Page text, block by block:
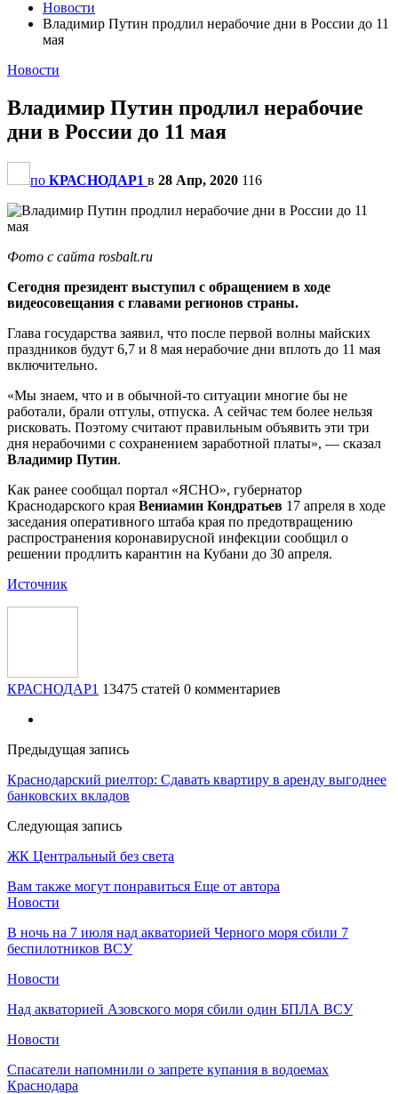
Новости
Владимир Путин продлил нерабочие дни в России до 11
мая
Новости
Владимир Путин продлил нерабочие
дни в России до 11 мая
по КРАСНОДАР1 в 28 Апр, 2020 116
Фото с сайта rosbalt.ru
Сегодня президент выступил с обращением в ходе
видеосовещания с главами регионов страны.
Глава государства заявил, что после первой волны майских
праздников будут 6,7 и 8 мая нерабочие дни вплоть до 11 мая
включительно.
«Мы знаем, что и в обычной-то ситуации многие бы не
работали, брали отгулы, отпуска. А сейчас тем более нельзя
рисковать. Поэтому считают правильным объявить эти три
дня нерабочими с сохранением заработной платы», — сказал
Владимир Путин.
Как ранее сообщал портал «ЯСНО», губернатор
Краснодарского края Вениамин Кондратьев 17 апреля в ходе
заседания оперативного штаба края по предотвращению
распространения коронавирусной инфекции сообщил о
решении продлить карантин на Кубани до 30 апреля.
Источник
КРАСНОДАР1 13475 статей 0 комментариев
Предыдущая запись
Краснодарский риелтор: Сдавать квартиру в аренду выгоднее
банковских вкладов
Следующая запись
ЖК Центральный без света
Вам также могут понравиться Еще от автора
Новости
В ночь на 7 июля над акваторией Черного моря сбили 7
беспилотников ВСУ
Новости
Над акваторией Азовского моря сбили один БПЛА ВСУ
Новости
Спасатели напомнили о запрете купания в водоемах
Краснодара